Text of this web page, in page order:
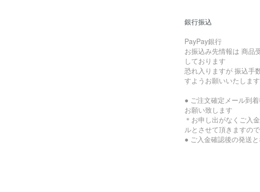
銀行振込
PayPay銀行
お振込み先情報は 商品
しております
恐れ入りますが 振込手
すようお願いいたします
● ご注文確定メール到
お願い致します
＊お申し出がなくご入
ルとさせて頂きますの
● ご入金確認後の発送